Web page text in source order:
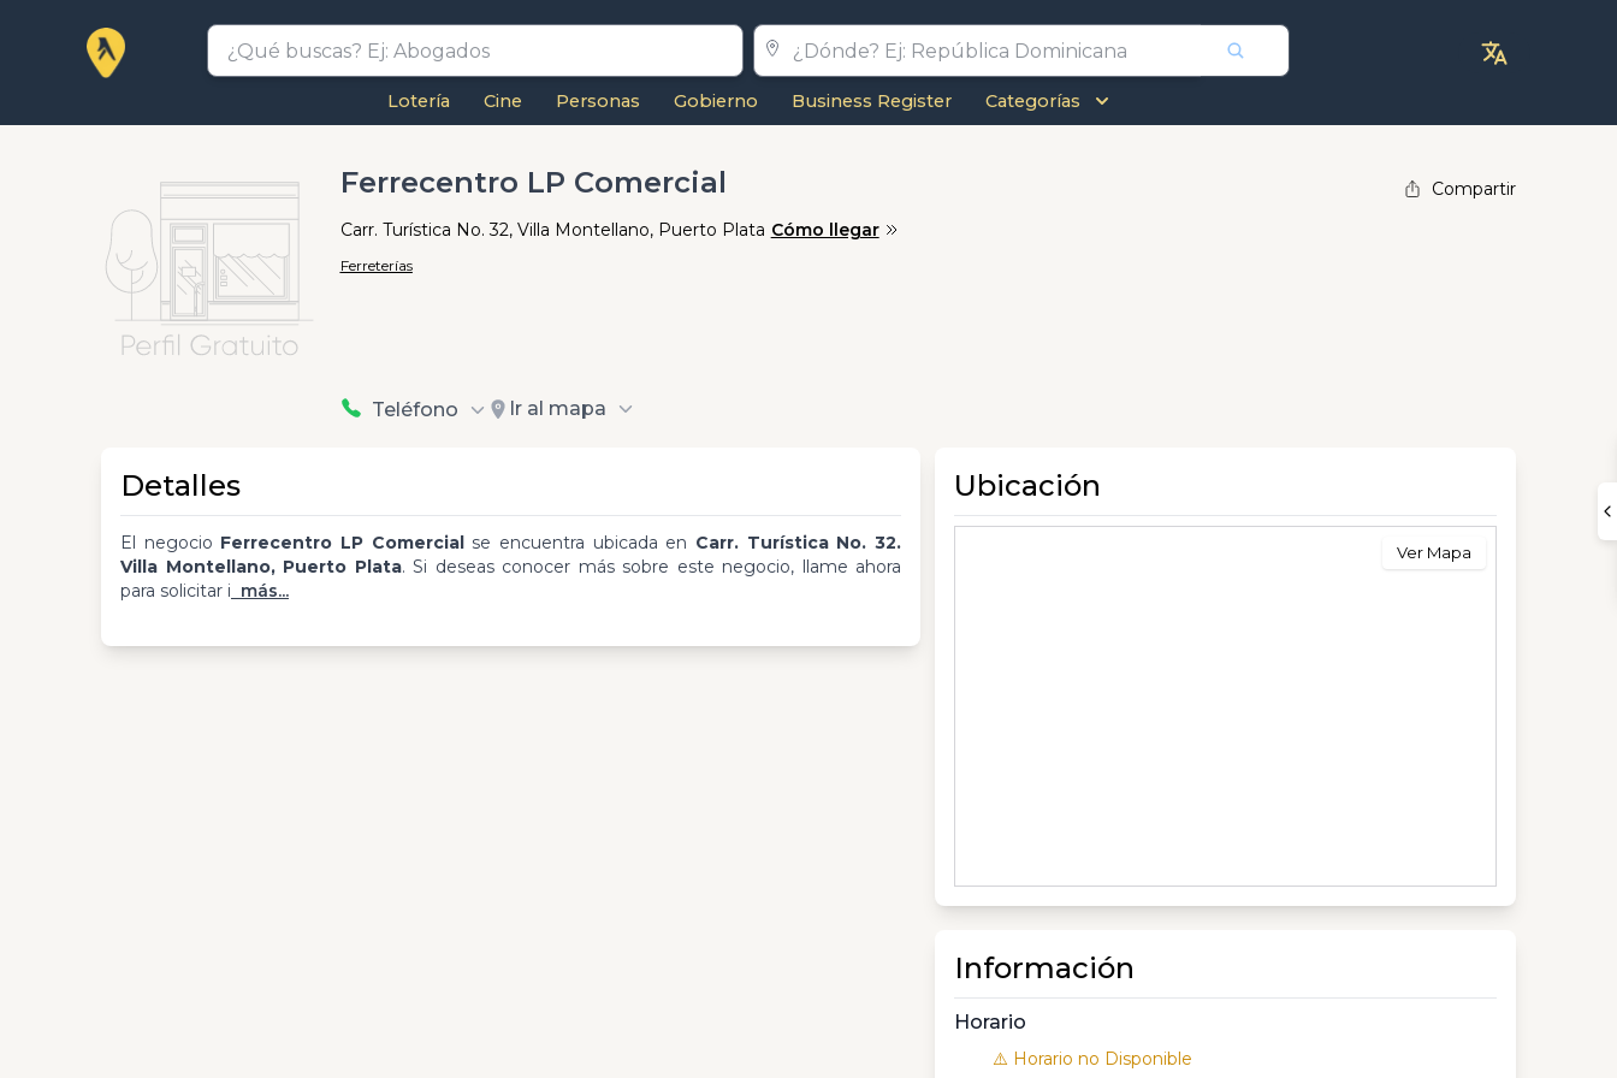
Lotería Cine Personas Gobierno Business Register Categorías
Ferrecentro LP Comercial
Carr. Turística No. 32, Villa Montellano, Puerto Plata Cómo llegar
Ferreterías
Teléfono Ir al mapa
Compartir
Detalles
El negocio Ferrecentro LP Comercialse encuentra ubicada en Carr. Turística No. 32.
Villa Montellano, Puerto Plata. Si deseas conocer más sobre este negocio, llame ahora
para solicitar i más...
Ubicación
Ver Mapa
Información
Horario
⚠️ Horario no Disponible